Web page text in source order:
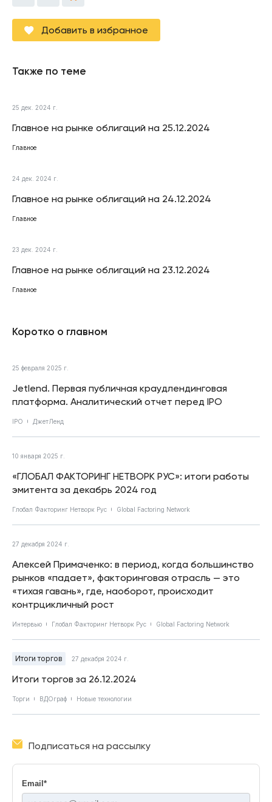
Добавить в избранное
Также по теме
25 дек. 2024 г.
Главное на рынке облигаций на 25.12.2024
Главное
24 дек. 2024 г.
Главное на рынке облигаций на 24.12.2024
Главное
23 дек. 2024 г.
Главное на рынке облигаций на 23.12.2024
Главное
Коротко о главном
25 февраля 2025 г.
Jetlend. Первая публичная краудлендинговая
платформа. Аналитический отчет перед IPO
IPO ДжетЛенд
10 января 2025 г.
«ГЛОБАЛ ФАКТОРИНГ НЕТВОРК РУС»: итоги работы
эмитента за декабрь 2024 год
Глобал Факторинг Нетворк Рус Global Factoring Network
27 декабря 2024 г.
Алексей Примаченко: в период, когда большинство
рынков «падает», факторинговая отрасль — это
«тихая гавань», где, наоборот, происходит
контрцикличный рост
Интервью Глобал Факторинг Нетворк Рус Global Factoring Network
Итоги торгов 27 декабря 2024 г.
Итоги торгов за 26.12.2024
Торги ВДОграф Новые технологии
Подписаться на рассылку
Email *